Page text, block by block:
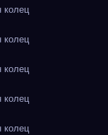
колец
колец
колец
колец
колец